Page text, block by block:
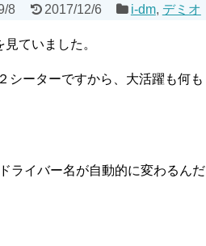
8 2017/12/6 i-dm, デミオ
ていました。
シーターですから、大活躍も何も
ライバー名が自動的に変わるんだ